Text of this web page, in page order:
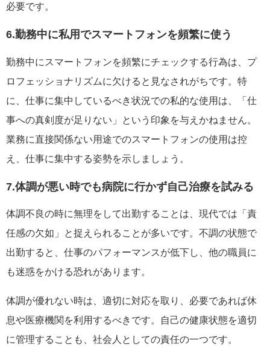
必要です。
6.勤務中に私用でスマートフォンを頻繁に使う
勤務中にスマートフォンを頻繁にチェックする行為は、プ
ロフェッショナリズムに欠けると見なされがちです。特
に、仕事に集中しているべき状況での私的な使用は、「仕
事への真剣度が足りない」という印象を与えかねません。
業務に直接関係ない用途でのスマートフォンの使用は控
え、仕事に集中する姿勢を示しましょう。
7.体調が悪い時でも病院に行かず自己治療を試みる
体調不良の時に無理をして出勤することは、現代では「責
任感の欠如」と捉えられることが多いです。不調の状態で
出勤すると、仕事のパフォーマンスが低下し、他の職員に
も迷惑をかける恐れがあります。
体調が優れない時は、適切に対応を取り、必要であれば休
息や医療機関を利用するべきです。自己の健康状態を適切
に管理することも、社会人としての責任の一つです。